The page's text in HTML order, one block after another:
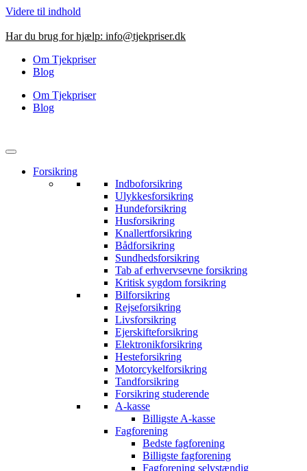
Videre til indhold
Har du brug for hjælp: info@tjekpriser.dk
Om Tjekpriser
Blog
Om Tjekpriser
Blog
Forsikring
Indboforsikring
Ulykkesforsikring
Hundeforsikring
Husforsikring
Knallertforsikring
Bådforsikring
Sundhedsforsikring
Tab af erhvervsevne forsikring
Kritisk sygdom forsikring
Bilforsikring
Rejseforsikring
Livsforsikring
Ejerskifteforsikring
Elektronikforsikring
Hesteforsikring
Motorcykelforsikring
Tandforsikring
Forsikring studerende
A-kasse
Billigste A-kasse
Fagforening
Bedste fagforening
Billigste fagforening
Fagforening selvstændig